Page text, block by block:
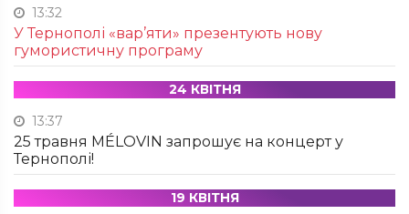
13:32
У Тернополі «вар’яти» презентують нову
гумористичну програму
24 КВІТНЯ
13:37
25 травня MÉLOVIN запрошує на концерт у
Тернополі!
19 КВІТНЯ